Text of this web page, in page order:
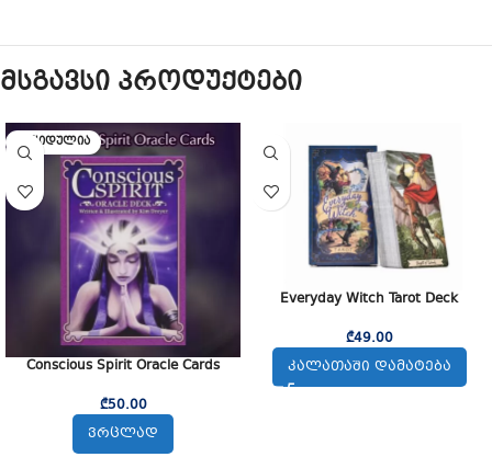
მსგავსი პროდუქტები
ᲒᲐᲧᲘᲓᲣᲚᲘᲐ
Conscious Spirit Oracle Cards
₾50.00
ᲕᲠᲪᲚᲐᲓ
Everyday Witch Tarot Deck
₾49.00
ᲙᲐᲚᲐᲗᲐᲨᲘ ᲓᲐᲛᲐᲢᲔᲑᲐ